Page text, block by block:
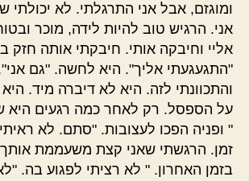
ומוגזם, אבל אני התרגלתי. לא יכולתי
אני. הרגיש טוב להיות לידה, מוכר
אליי וחיבקה אותי. חיבקתי אותה חזק
"התגעגעתי אליך". היא לחשה. "גם אני".
והתכוונתי לזה. היא לא דיברה מיד.
על הספסל. רק לאחר כמה רגעים
" ופניה הפכו לעצובות. "סתם. לא
זמן. הרגשתי שאני קצת משעממת אותך
בזמן האחרון. " לא רציתי לפגוע בה.